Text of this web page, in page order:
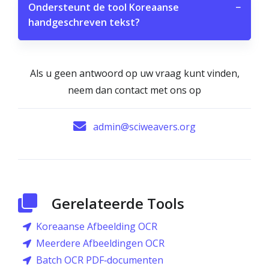
Ondersteunt de tool Koreaanse
handgeschreven tekst?
−
Als u geen antwoord op uw vraag kunt vinden,
neem dan contact met ons op
admin@sciweavers.org
Gerelateerde Tools
Koreaanse Afbeelding OCR
Meerdere Afbeeldingen OCR
Batch OCR PDF‑documenten